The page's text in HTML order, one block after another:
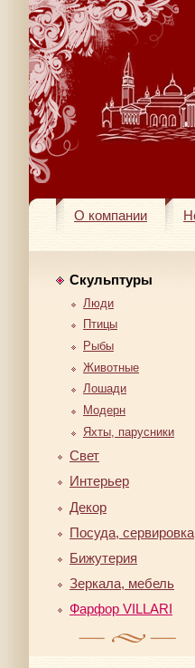
О компании
Скульптуры
Люди
Птицы
Рыбы
Животные
Лошади
Модерн
Яхты, парусники
Свет
Интерьер
Декор
Посуда, сервировка
Бижутерия
Зеркала, мебель
Фарфор VILLARI